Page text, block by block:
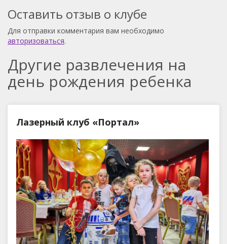
Оставить отзыв о клубе
Для отправки комментария вам необходимо
авторизоваться.
Другие развлечения на
день рождения ребенка
Лазерный клуб «Портал»